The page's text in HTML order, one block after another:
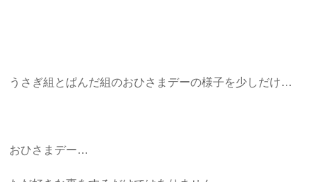
うさぎ組とぱんだ組のおひさまデーの様子を少しだけ…
おひさまデー…